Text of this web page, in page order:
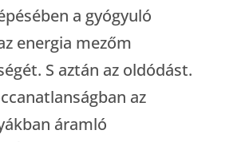
a gyógyuló
energia mezőm
S aztán az oldódást.
az
áramló